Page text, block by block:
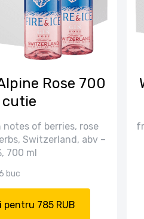
Rose 700
cutie
of berries, rose
Switzerland, abv –
700 ml
6 buc
pentru 785 RUB